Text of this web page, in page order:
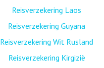
Reisverzekering Laos
Reisverzekering Guyana
Reisverzekering Wit Rusland
Reisverzekering Kirgizië